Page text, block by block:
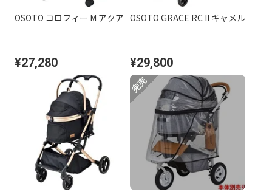
OSOTO コロフィー M アクア
¥27,280
OSOTO GRACE RC II キャメル
¥29,800